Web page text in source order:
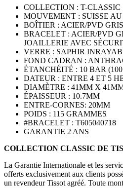
COLLECTION : T-CLASSIC
MOUVEMENT : SUISSE
BOÎTIER : ACIER/PVD
BRACELET : ACIER/PVD
JOAILLERIE AVEC
VERRE : SAPHIR
FOND CADRAN :
ÉTANCHÉITÉ : 10 BAR
DATEUR : ENTRE 4 ET 5
DIAMÈTRE : 41MM X
ÉPAISSEUR : 10.7MM
ENTRE-CORNES: 20MM
POIDS : 115 GRAMMES
#BRACELET : T605040718
GARANTIE 2 ANS
COLLECTION CLASSIC DE
La Garantie Internationale et les
offerts exclusivement aux clients
un revendeur Tissot agréé. Toute